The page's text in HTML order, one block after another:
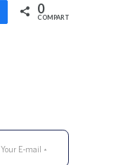
Compartir0
COMPARTIR